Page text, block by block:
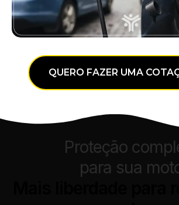
QUERO FAZER UMA
Proteção
para sua